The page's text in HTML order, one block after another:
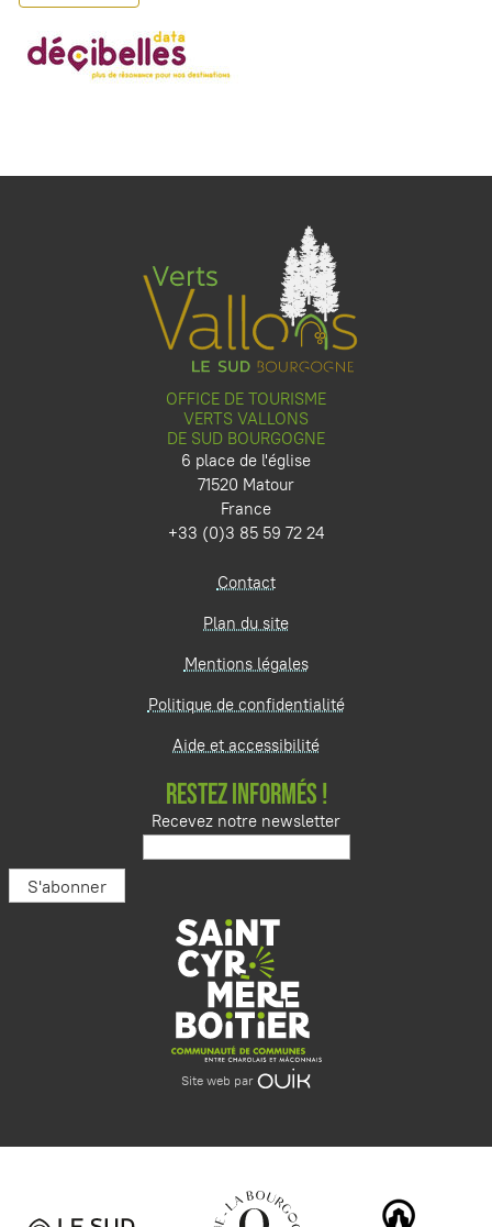
OFFICE DE TOURISME
VERTS VALLONS
DE SUD BOURGOGNE
6 place de l'église
71520 Matour
France
+33 (0)3 85 59 72 24
Contact
Plan du site
Mentions légales
Politique de confidentialité
Aide et accessibilité
RESTEZ INFORMÉS !
Recevez notre newsletter
Site web par